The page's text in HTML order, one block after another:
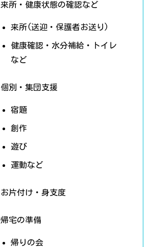
来所・健康状態の確認など
来所(送迎・保護者お送り)
健康確認・水分補給・トイレ
など
個別・集団支援
宿題
創作
遊び
運動など
お片付け・身支度
帰宅の準備
帰りの会